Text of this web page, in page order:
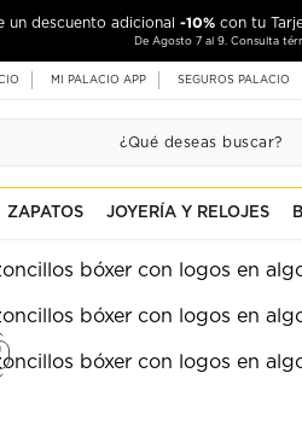
un descuento adicional -10% con tu
De Agosto 7 al 9. Consulta
MI PALACIO APP SEGUROS PALACIO
ZAPATOS JOYERÍA Y RELOJES